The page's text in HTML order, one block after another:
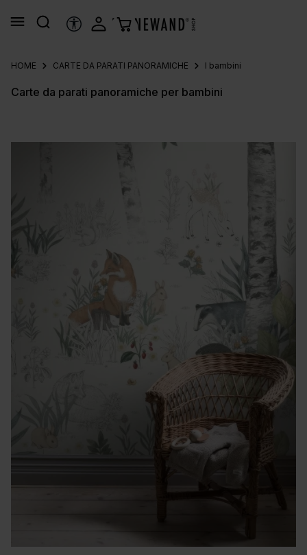
principale
STRUMENTI DI ACCESSIBILITÀ
HOME CARTE DA PARATI PANORAMICHE I bambini
Carte da parati panoramiche per bambini